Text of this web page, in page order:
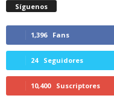
Síguenos
1,396 Fans
24 Seguidores
10,400 Suscriptores